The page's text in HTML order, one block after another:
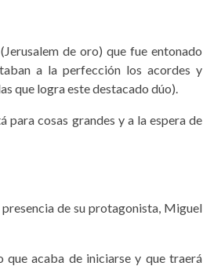
de oro) que fue entonado
a la perfección los acordes y
que logra este destacado dúo).
para cosas grandes y a la espera de
de su protagonista, Miguel
acaba de iniciarse y que traerá